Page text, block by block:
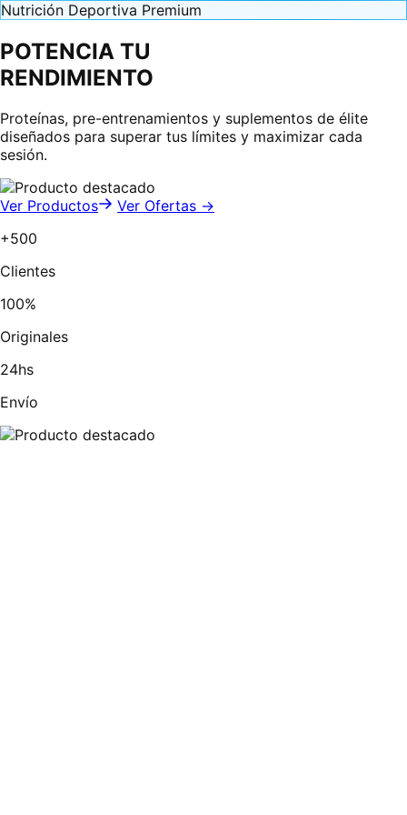
Nutrición Deportiva Premium
POTENCIA TU
RENDIMIENTO
Proteínas, pre-entrenamientos y suplementos de élite
diseñados para superar tus límites y maximizar cada
sesión.
Ver Productos
Ver Ofertas →
+500
Clientes
100%
Originales
24hs
Envío